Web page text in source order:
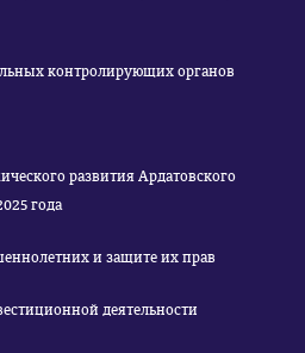
контролирующих органов
развития Ардатовского
года
и защите их прав
деятельности